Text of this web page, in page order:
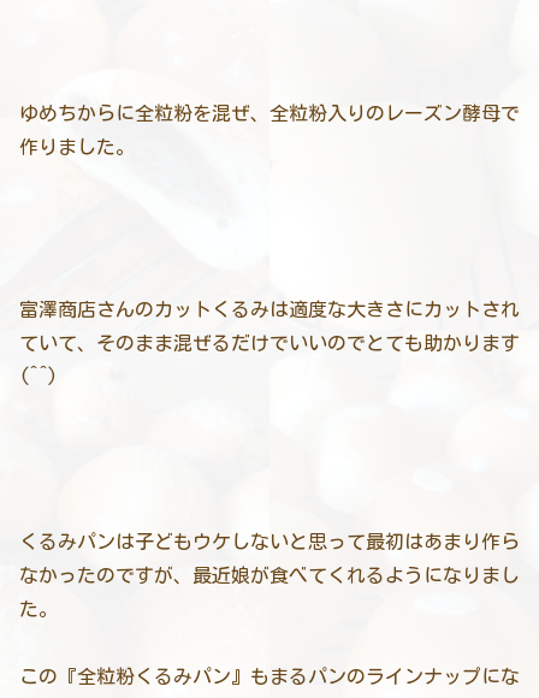
ゆめちからに全粒粉を混ぜ、全粒粉入りのレーズン酵母で
作りました。
富澤商店さんのカットくるみは適度な大きさにカットされ
ていて、そのまま混ぜるだけでいいのでとても助かります
(^^)
くるみパンは子どもウケしないと思って最初はあまり作ら
なかったのですが、最近娘が食べてくれるようになりまし
た。
この『全粒粉くるみパン』もまるパンのラインナップにな